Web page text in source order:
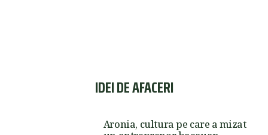
IDEI DE AFACERI
Aronia, cultura pe care a mizat